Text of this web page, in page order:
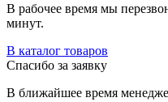
В рабочее время мы
минут.
В каталог товаров
Спасибо за заявку
В ближайшее время